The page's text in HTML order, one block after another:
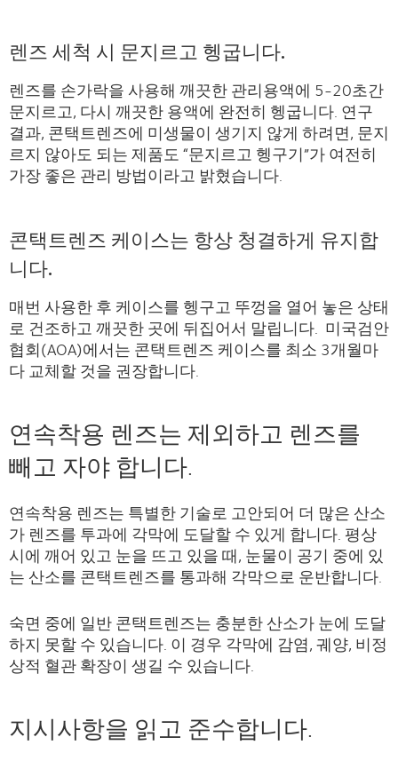
렌즈 세척 시 문지르고 헹굽니다.
렌즈를 손가락을 사용해 깨끗한 관리용액에 5-20초간
문지르고, 다시 깨끗한 용액에 완전히 헹굽니다. 연구
결과, 콘택트렌즈에 미생물이 생기지 않게 하려면, 문지
르지 않아도 되는 제품도 “문지르고 헹구기”가 여전히
가장 좋은 관리 방법이라고 밝혔습니다.
콘택트렌즈 케이스는 항상 청결하게 유지합
니다.
매번 사용한 후 케이스를 헹구고 뚜껑을 열어 놓은 상태
로 건조하고 깨끗한 곳에 뒤집어서 말립니다. 미국검안
협회(AOA)에서는 콘택트렌즈 케이스를 최소 3개월마
다 교체할 것을 권장합니다.
연속착용 렌즈는 제외하고 렌즈를
빼고 자야 합니다.
연속착용 렌즈는 특별한 기술로 고안되어 더 많은 산소
가 렌즈를 투과에 각막에 도달할 수 있게 합니다. 평상
시에 깨어 있고 눈을 뜨고 있을 때, 눈물이 공기 중에 있
는 산소를 콘택트렌즈를 통과해 각막으로 운반합니다.
숙면 중에 일반 콘택트렌즈는 충분한 산소가 눈에 도달
하지 못할 수 있습니다. 이 경우 각막에 감염, 궤양, 비정
상적 혈관 확장이 생길 수 있습니다.
지시사항을 읽고 준수합니다.